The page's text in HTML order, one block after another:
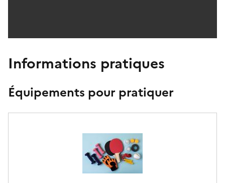
Informations pratiques
Équipements pour pratiquer